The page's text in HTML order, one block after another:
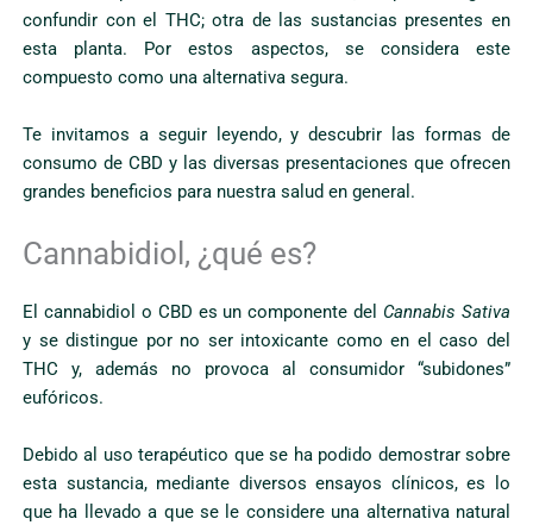
confundir con el THC; otra de las sustancias presentes en
esta planta. Por estos aspectos, se considera este
compuesto como una alternativa segura.
Te invitamos a seguir leyendo, y descubrir las formas de
consumo de CBD y las diversas presentaciones que ofrecen
grandes beneficios para nuestra salud en general.
Cannabidiol, ¿qué es?
El cannabidiol o CBD es un componente del Cannabis Sativa
y se distingue por no ser intoxicante como en el caso del
THC y, además no provoca al consumidor “subidones”
eufóricos.
Debido al uso terapéutico que se ha podido demostrar sobre
esta sustancia, mediante diversos ensayos clínicos, es lo
que ha llevado a que se le considere una alternativa natural